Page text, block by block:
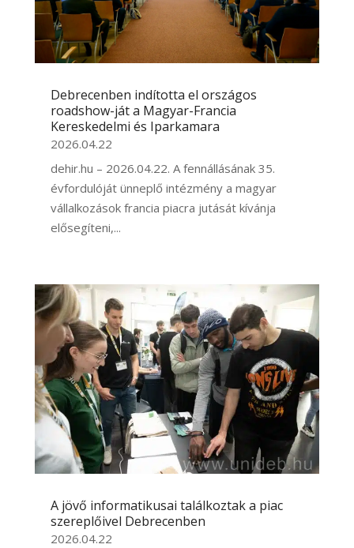
Debrecenben indította el országos
roadshow-ját a Magyar-Francia
Kereskedelmi és Iparkamara
2026.04.22
dehir.hu – 2026.04.22. A fennállásának 35.
évfordulóját ünneplő intézmény a magyar
vállalkozások francia piacra jutását kívánja
elősegíteni,...
A jövő informatikusai találkoztak a piac
szereplőivel Debrecenben
2026.04.22